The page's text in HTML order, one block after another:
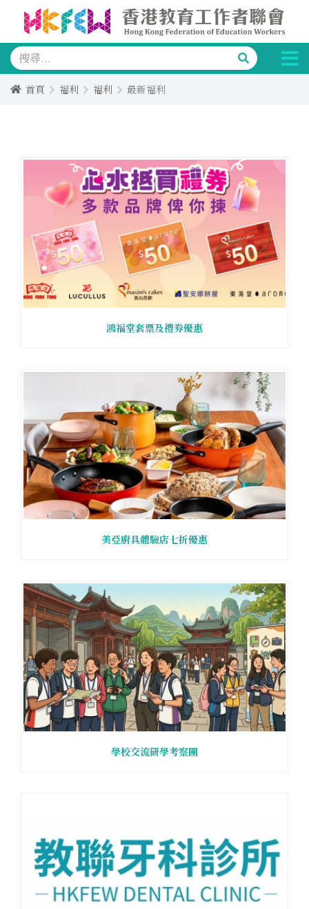
首頁 福利 福利 最新福利
鴻福堂套票及禮券優惠
美亞廚具體驗店七折優惠
學校交流研學考察團